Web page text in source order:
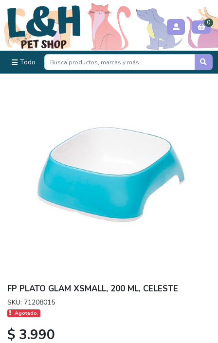
Todo
0
FP PLATO GLAM XSMALL, 200 ML, CELESTE
SKU: 71208015
Agotado.
$ 3.990